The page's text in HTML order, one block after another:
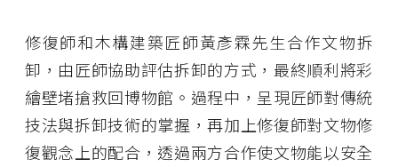
修復師和木構建築匠師黃彥霖先生合作文物拆
卸，由匠師協助評估拆卸的方式，最終順利將彩
繪壁堵搶救回博物館。過程中，呈現匠師對傳統
技法與拆卸技術的掌握，再加上修復師對文物修
復觀念上的配合，透過兩方合作使文物能以安全